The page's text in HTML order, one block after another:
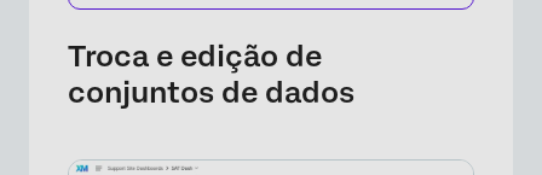
Troca e edição de
conjuntos de dados